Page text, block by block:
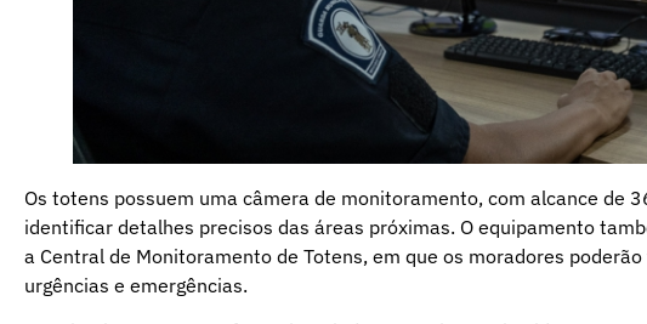
Os totens possuem uma câmera de monitoramento, com alcance de
identificar detalhes precisos das áreas próximas. O equipamento
a Central de Monitoramento de Totens, em que os moradores
urgências e emergências.